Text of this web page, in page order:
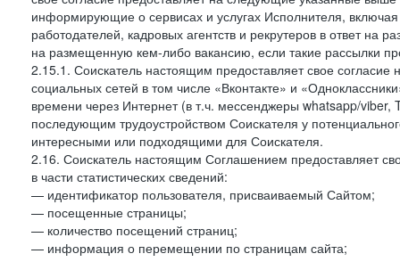
информирующие о сервисах и услугах Исполнителя,
работодателей, кадровых агентств и рекрутеров в ответ
на размещенную кем-либо вакансию, если такие рассылки
2.15.1. Соискатель настоящим предоставляет свое
социальных сетей в том числе «Вконтакте» и
времени через Интернет (в т.ч. мессенджеры whatsapp/
последующим трудоустройством Соискателя у
интересными или подходящими для Соискателя.
2.16. Соискатель настоящим Соглашением предоставляет
в части статистических сведений:
— идентификатор пользователя, присваиваемый Сайтом;
— посещенные страницы;
— количество посещений страниц;
— информация о перемещении по страницам сайта;